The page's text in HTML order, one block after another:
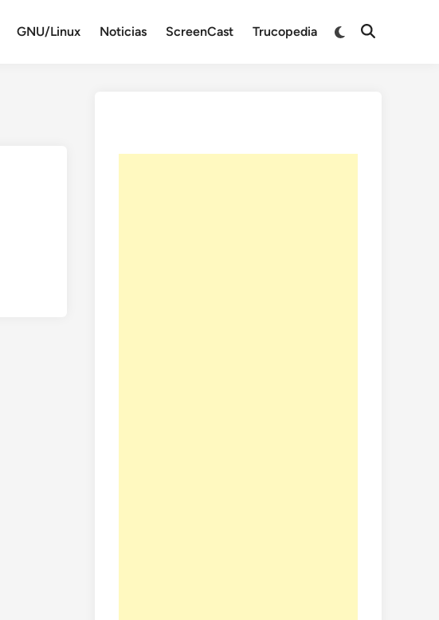
GNU/Linux Noticias ScreenCast Trucopedia